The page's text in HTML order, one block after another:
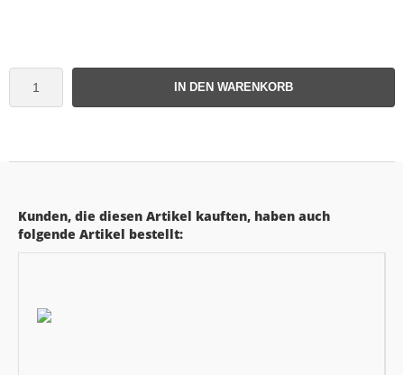
IN DEN WARENKORB
Kunden, die diesen Artikel kauften, haben auch
folgende Artikel bestellt: